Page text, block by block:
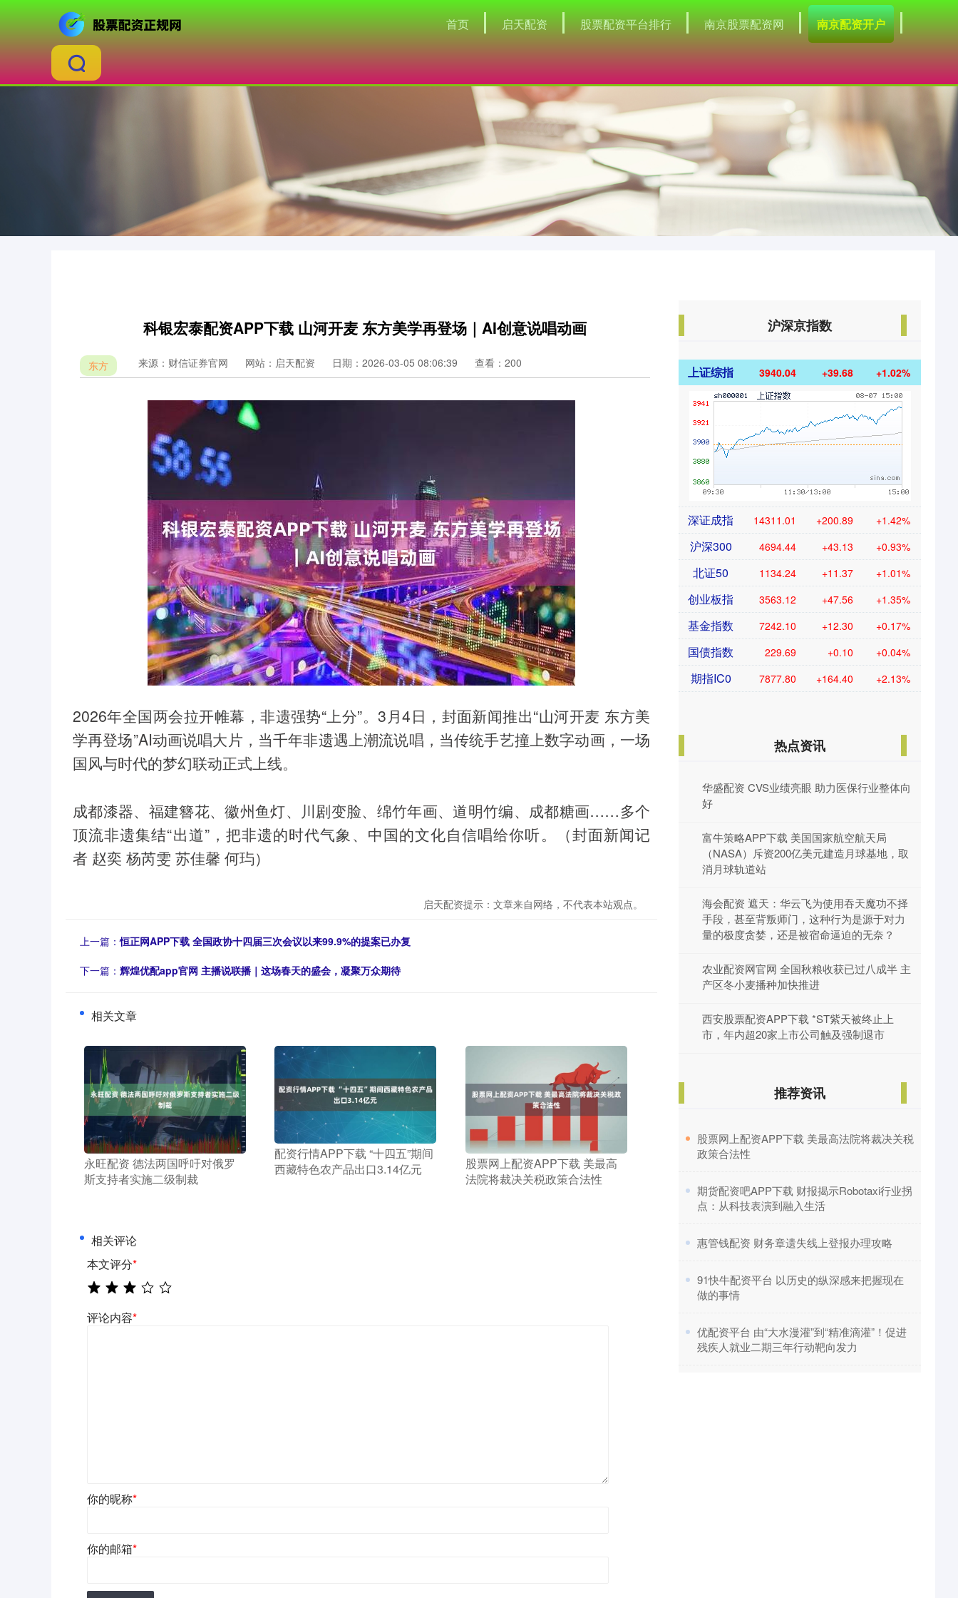
首页 启天配资 股票配资平台排行 南京股票配资网 南京配资开户
科银宏泰配资APP下载 山河开麦 东方美学再登场｜AI创意说唱动画
东方 来源：财信证券官网 网站：启天配资 日期：2026-03-05 08:06:39 查看：200
2026年全国两会拉开帷幕，非遗强势“上分”。3月4日，封面新闻推出“山河开麦 东方美
学再登场”AI动画说唱大片，当千年非遗遇上潮流说唱，当传统手艺撞上数字动画，一场
国风与时代的梦幻联动正式上线。
成都漆器、福建簪花、徽州鱼灯、川剧变脸、绵竹年画、道明竹编、成都糖画……多个
顶流非遗集结“出道”，把非遗的时代气象、中国的文化自信唱给你听。（封面新闻记
者 赵奕 杨芮雯 苏佳馨 何玙）
启天配资提示：文章来自网络，不代表本站观点。
上一篇：恒正网APP下载 全国政协十四届三次会议以来99.9%的提案已办复
下一篇： 辉煌优配app官网 主播说联播｜这场春天的盛会，凝聚万众期待
相关文章
​永旺配资 德法两国呼吁对俄罗
斯支持者实施二级制裁
​配资行情APP下载 “十四五”期间
西藏特色农产品出口3.14亿元
​股票网上配资APP下载 美最高
法院将裁决关税政策合法性
相关评论
本文评分*
评论内容*
你的昵称*
你的邮箱*
沪深京指数
上证综指 3940.04 +39.68 +1.02%
深证成指 14311.01 +200.89 +1.42%
沪深300 4694.44 +43.13 +0.93%
北证50 1134.24 +11.37 +1.01%
创业板指 3563.12 +47.56 +1.35%
基金指数 7242.10 +12.30 +0.17%
国债指数 229.69 +0.10 +0.04%
期指IC0 7877.80 +164.40 +2.13%
热点资讯
华盛配资 CVS业绩亮眼 助力医保行业整体向
好
富牛策略APP下载 美国国家航空航天局
（NASA）斥资200亿美元建造月球基地，取
消月球轨道站
海会配资 遮天：华云飞为使用吞天魔功不择
手段，甚至背叛师门，这种行为是源于对力
量的极度贪婪，还是被宿命逼迫的无奈？
农业配资网官网 全国秋粮收获已过八成半 主
产区冬小麦播种加快推进
西安股票配资APP下载 *ST紫天被终止上
市，年内超20家上市公司触及强制退市
推荐资讯
​股票网上配资APP下载 美最高法院将裁决关税
政策合法性
​期货配资吧APP下载 财报揭示Robotaxi行业拐
点：从科技表演到融入生活
​惠管钱配资 财务章遗失线上登报办理攻略
​91快牛配资平台 以历史的纵深感来把握现在
做的事情
​优配资平台 由“大水漫灌”到“精准滴灌”！促进
残疾人就业二期三年行动靶向发力